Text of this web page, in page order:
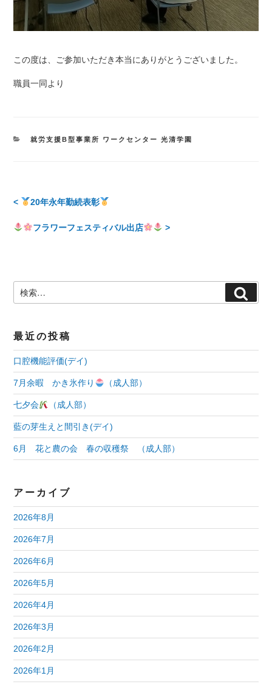
この度は、ご参加いただき本当にありがとうございました。
職員一同より
カ
就労支援B型事業所 ワークセンター 光清学園
投
稿
ゲ
ー
シ
ョ
ン
< 20年永年勤続表彰
フラワーフェスティバル出店 >
索
最近の投稿
口腔機能評価(デイ)
7月余暇 かき氷作り （成人部）
七夕会 （成人部）
藍の芽生えと間引き(デイ)
6月 花と農の会 春の収穫祭 （成人部）
アーカイブ
2026年8月
2026年7月
2026年6月
2026年5月
2026年4月
2026年3月
2026年2月
2026年1月